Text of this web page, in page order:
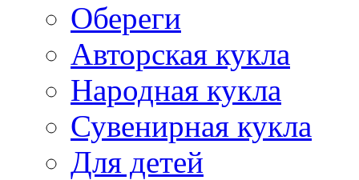
Обереги
Авторская кукла
Народная кукла
Сувенирная кукла
Для детей